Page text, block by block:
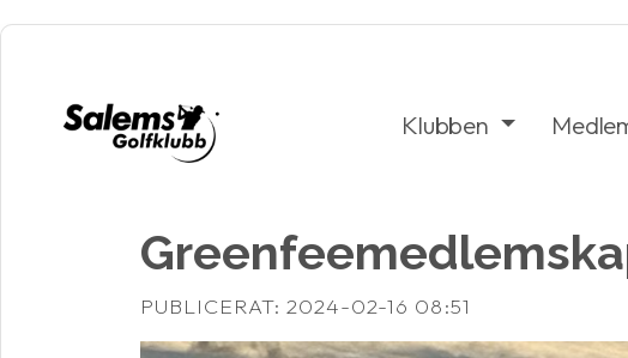
Klubben
PUBLICERAT: 2024-02-16 08:51